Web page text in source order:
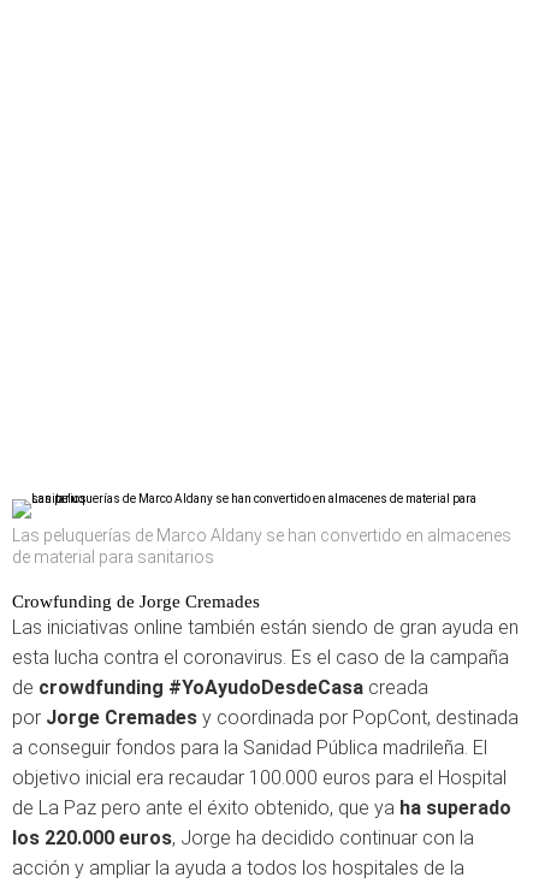
Las peluquerías de Marco Aldany se han convertido en almacenes
de material para sanitarios
Crowfunding de Jorge Cremades
Las iniciativas online también están siendo de gran ayuda en
esta lucha contra el coronavirus. Es el caso de la campaña
de crowdfunding #YoAyudoDesdeCasa creada
por Jorge Cremades y coordinada por PopCont, destinada
a conseguir fondos para la Sanidad Pública madrileña. El
objetivo inicial era recaudar 100.000 euros para el Hospital
de La Paz pero ante el éxito obtenido, que ya ha superado
los 220.000 euros, Jorge ha decidido continuar con la
acción y ampliar la ayuda a todos los hospitales de la